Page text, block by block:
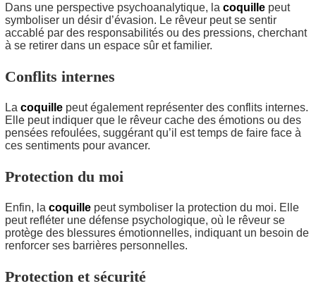
Dans une perspective psychoanalytique, la coquille peut
symboliser un désir d’évasion. Le rêveur peut se sentir
accablé par des responsabilités ou des pressions, cherchant
à se retirer dans un espace sûr et familier.
Conflits internes
La coquille peut également représenter des conflits internes.
Elle peut indiquer que le rêveur cache des émotions ou des
pensées refoulées, suggérant qu’il est temps de faire face à
ces sentiments pour avancer.
Protection du moi
Enfin, la coquille peut symboliser la protection du moi. Elle
peut refléter une défense psychologique, où le rêveur se
protège des blessures émotionnelles, indiquant un besoin de
renforcer ses barrières personnelles.
Protection et sécurité